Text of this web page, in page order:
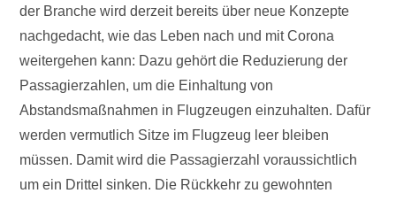
der Branche wird derzeit bereits über neue Konzepte
nachgedacht, wie das Leben nach und mit Corona
weitergehen kann: Dazu gehört die Reduzierung der
Passagierzahlen, um die Einhaltung von
Abstandsmaßnahmen in Flugzeugen einzuhalten. Dafür
werden vermutlich Sitze im Flugzeug leer bleiben
müssen. Damit wird die Passagierzahl voraussichtlich
um ein Drittel sinken. Die Rückkehr zu gewohnten